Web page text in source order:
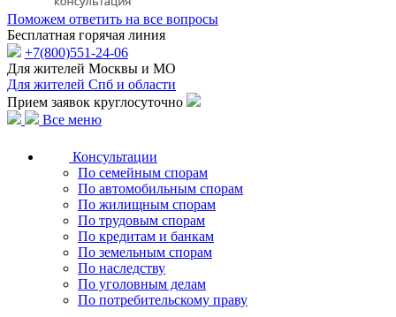
Поможем ответить на все вопросы
Бесплатная горячая линия
+7(800)551-24-06
Для жителей Москвы и МО
Для жителей Спб и области
Прием заявок круглосуточно
Все меню
Консультации
По семейным спорам
По автомобильным спорам
По жилищным спорам
По трудовым спорам
По кредитам и банкам
По земельным спорам
По наследству
По уголовным делам
По потребительскому праву